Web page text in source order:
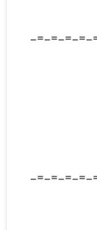
-=-=-=-=-
-=-=-=-=-